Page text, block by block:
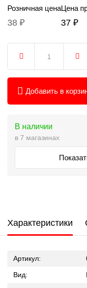
Розничная цена
38 ₽
Цена
37 ₽
Добавить в
В наличии
в 7 магазинах
Характеристики
Артикул:
Вид: